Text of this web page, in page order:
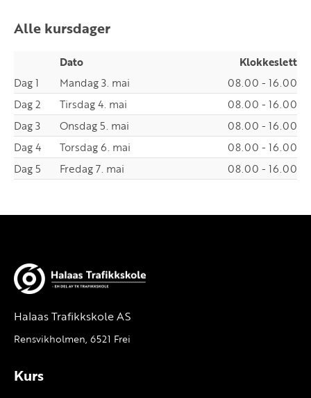
Alle kursdager
Dato
Klokkeslett
Dag 1
Mandag 3. mai
08.00 - 16.00
Dag 2
Tirsdag 4. mai
08.00 - 16.00
Dag 3
Onsdag 5. mai
08.00 - 16.00
Dag 4
Torsdag 6. mai
08.00 - 16.00
Dag 5
Fredag 7. mai 08.00 - 16.00
Halaas Trafikkskole AS
Rensvikholmen, 6521 Frei
Kurs